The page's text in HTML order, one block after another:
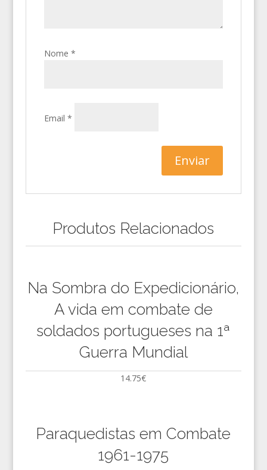
Nome *
Email *
Produtos Relacionados
Na Sombra do Expedicionário,
A vida em combate de
soldados portugueses na 1ª
Guerra Mundial
14.75€
Paraquedistas em Combate
1961-1975